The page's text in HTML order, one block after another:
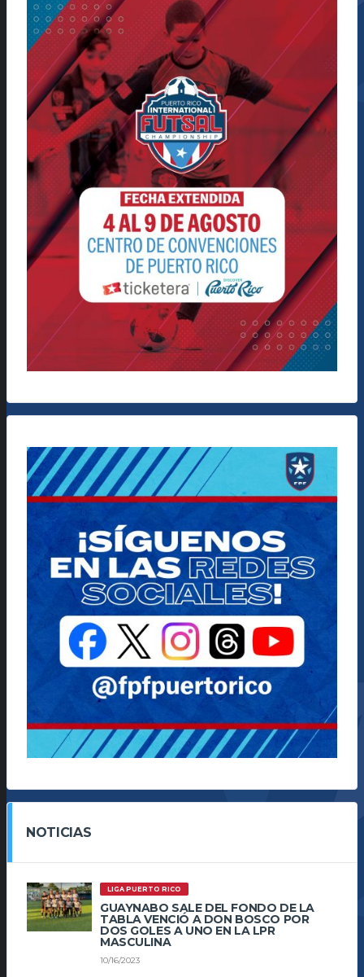
NOTICIAS
LIGA PUERTO RICO
GUAYNABO SALE DEL FONDO DE LA
TABLA VENCIÓ A DON BOSCO POR
DOS GOLES A UNO EN LA LPR
MASCULINA
10/16/2023